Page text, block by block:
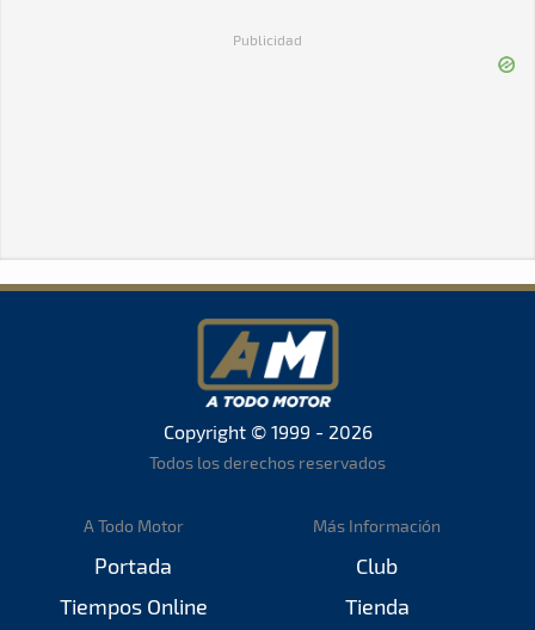
Publicidad
Copyright © 1999 - 2026
Todos los derechos reservados
A Todo Motor
Portada
Tiempos Online
Más Información
Club
Tienda